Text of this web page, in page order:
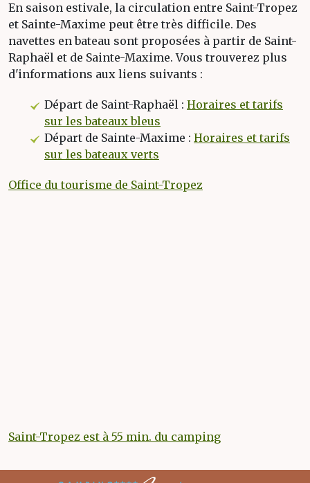
En saison estivale, la circulation entre Saint-Tropez
et Sainte-Maxime peut être très difficile. Des
navettes en bateau sont proposées à partir de Saint-
Raphaël et de Sainte-Maxime. Vous trouverez plus
d'informations aux liens suivants :
Départ de Saint-Raphaël : Horaires et tarifs
sur les bateaux bleus
Départ de Sainte-Maxime : Horaires et tarifs
sur les bateaux verts
Office du tourisme de Saint-Tropez
Saint-Tropez est à 55 min. du camping